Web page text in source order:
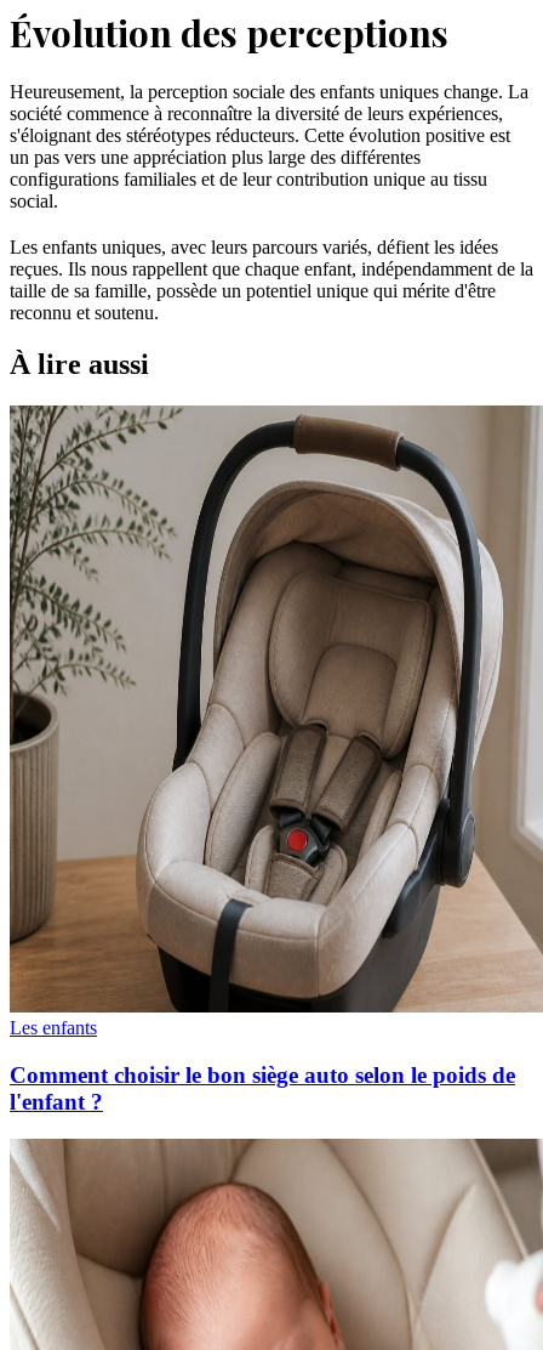
Évolution des perceptions
Heureusement, la perception sociale des enfants uniques change. La
société commence à reconnaître la diversité de leurs expériences,
s'éloignant des stéréotypes réducteurs. Cette évolution positive est
un pas vers une appréciation plus large des différentes
configurations familiales et de leur contribution unique au tissu
social.
Les enfants uniques, avec leurs parcours variés, défient les idées
reçues. Ils nous rappellent que chaque enfant, indépendamment de la
taille de sa famille, possède un potentiel unique qui mérite d'être
reconnu et soutenu.
À lire aussi
Les enfants
Comment choisir le bon siège auto selon le poids de
l'enfant ?